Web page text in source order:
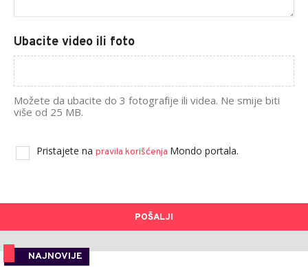
Ubacite video ili foto
Možete da ubacite do 3 fotografije ili videa. Ne smije biti
više od 25 MB.
Pristajete na pravila korišćenja Mondo portala.
POŠALJI
NAJNOVIJE